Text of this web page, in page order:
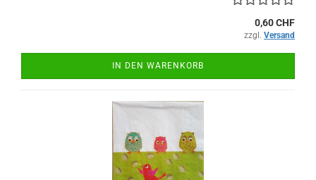
0,60 CHF
zzgl. Versand
IN DEN WARENKORB